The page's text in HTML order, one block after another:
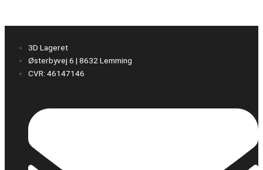
3D Lageret
Østerbyvej 6 | 8632 Lemming
CVR: 46147146